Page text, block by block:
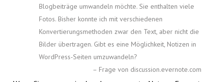
Blogbeiträge umwandeln möchte. Sie enthalten viele
Fotos. Bisher konnte ich mit verschiedenen
Konvertierungsmethoden zwar den Text, aber nicht die
Bilder übertragen. Gibt es eine Möglichkeit, Notizen in
WordPress-Seiten umzuwandeln?
– Frage von discussion.evernote.com